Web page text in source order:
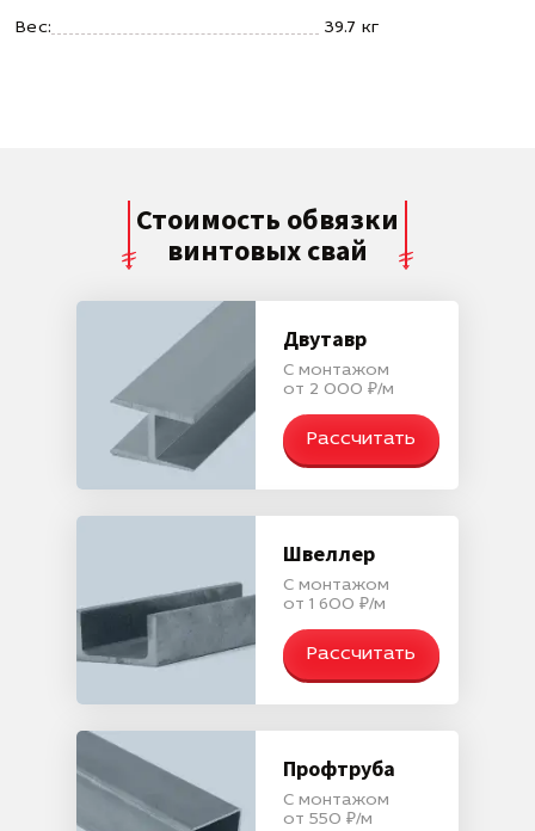
Вес: 39.7 кг
Стоимость обвязки
винтовых свай
Двутавр
С монтажом
от 2 000 ₽/м
Рассчитать
Швеллер
С монтажом
от 1 600 ₽/м
Рассчитать
Профтруба
С монтажом
от 550 ₽/м